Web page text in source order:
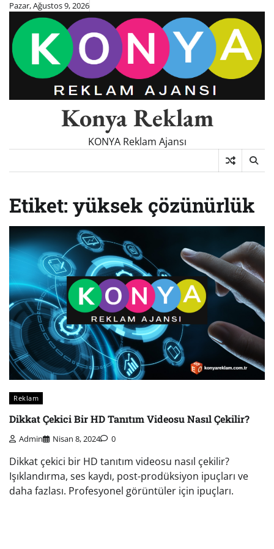
Skip
content
Pazar, Ağustos 9, 2026
Konya Reklam
KONYA Reklam Ajansı
Etiket: yüksek çözünürlük
Reklam
Dikkat Çekici Bir HD Tanıtım Videosu Nasıl Çekilir?
Admin Nisan 8, 2024 0
Dikkat çekici bir HD tanıtım videosu nasıl çekilir?
Işıklandırma, ses kaydı, post-prodüksiyon ipuçları ve
daha fazlası. Profesyonel görüntüler için ipuçları.